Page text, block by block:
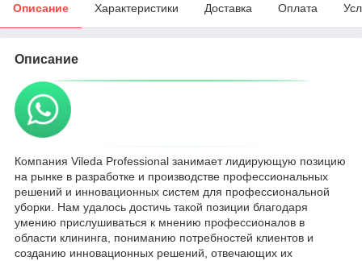
Описание Характеристики Доставка Оплата
Описание
Компания Vileda Professional занимает лидирующую позицию
на рынке в разработке и производстве профессиональных
решений и инновационных систем для профессиональной
уборки. Нам удалось достичь такой позиции благодаря
умению прислушиваться к мнению профессионалов в
области клининга, пониманию потребностей клиентов и
созданию инновационных решений, отвечающих их